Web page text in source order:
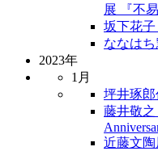
展 『不
坂下花子
ななは
2023年
1月
坪井琢
藤井敬之
近藤文陶